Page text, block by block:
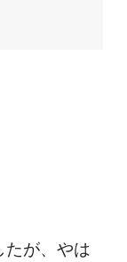
たが、やは